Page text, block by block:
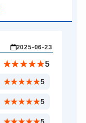
2025-06-23
★★★★★5
★★★★★5
★★★★★5